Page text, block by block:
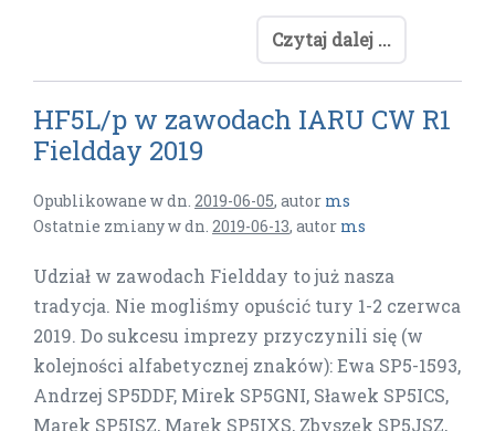
Czytaj dalej ...
HF5L/p w zawodach IARU CW R1
Fieldday 2019
Opublikowane w dn. 2019-06-05, autor ms
Ostatnie zmiany w dn. 2019-06-13, autor ms
Udział w zawodach Fieldday to już nasza
tradycja. Nie mogliśmy opuścić tury 1-2 czerwca
2019. Do sukcesu imprezy przyczynili się (w
kolejności alfabetycznej znaków): Ewa SP5-1593,
Andrzej SP5DDF, Mirek SP5GNI, Sławek SP5ICS,
Marek SP5ISZ, Marek SP5IXS, Zbyszek SP5JSZ,